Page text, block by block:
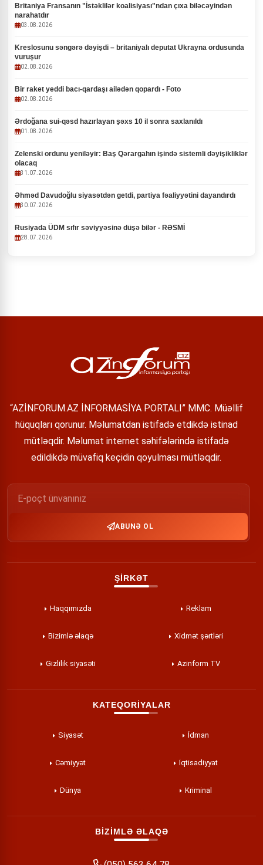
Britaniya Fransanın "İstəklilər koalisiyası"ndan çıxa biləcəyindən
narahatdır
03.08.2026
Kreslosunu səngərə dəyişdi – britaniyalı deputat Ukrayna ordusunda
vuruşur
02.08.2026
Bir raket yeddi bacı-qardaşı ailədən qopardı - Foto
02.08.2026
Ərdoğana sui-qəsd hazırlayan şəxs 10 il sonra saxlanıldı
01.08.2026
Zelenski ordunu yeniləyir: Baş Qərargahın işində sistemli dəyişikliklər
olacaq
31.07.2026
Əhməd Davudoğlu siyasətdən getdi, partiya fəaliyyətini dayandırdı
30.07.2026
Rusiyada ÜDM sıfır səviyyəsinə düşə bilər - RƏSMİ
28.07.2026
“AZİNFORUM.AZ İNFORMASİYA PORTALI” MMC. Müəllif
hüquqları qorunur. Məlumatdan istifadə etdikdə istinad
mütləqdir. Məlumat internet səhifələrində istifadə
edildikdə müvafiq keçidin qoyulması mütləqdir.
ABUNƏ OL
ŞİRKƏT
Haqqımızda Reklam
Bizimlə əlaqə Xidmət şərtləri
Gizlilik siyasəti Azinform TV
KATEQORİYALAR
Siyasət İdman
Cəmiyyət İqtisadiyyat
Dünya Kriminal
BİZİMLƏ ƏLAQƏ